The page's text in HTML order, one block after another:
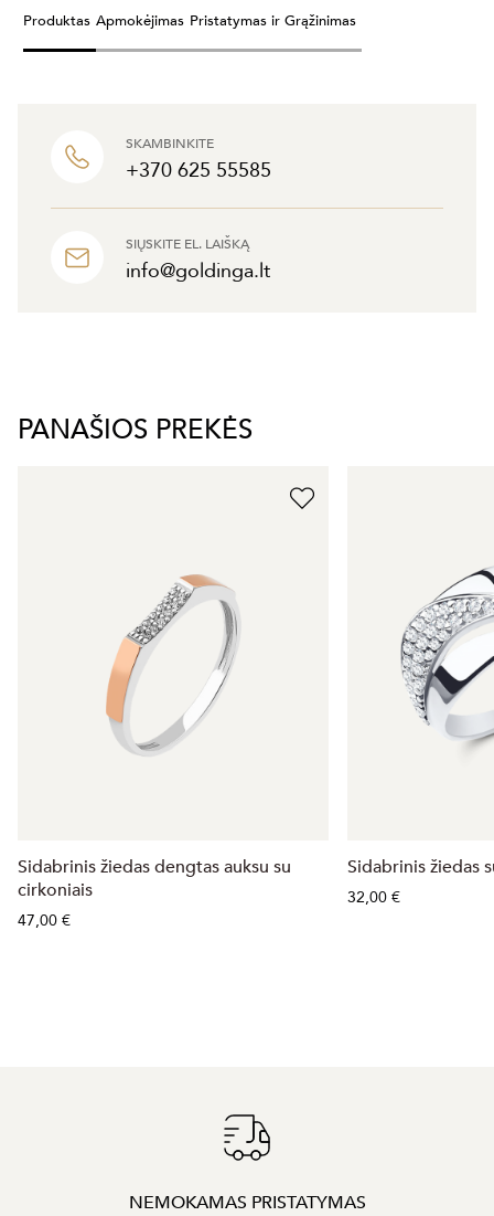
SKAMBINKITE
+370 625 55585
SIŲSKITE EL. LAIŠKĄ
info@goldinga.lt
Produktas Apmokėjimas Pristatymas ir Grąžinimas
PANAŠIOS PREKĖS
Sidabrinis žiedas dengtas auksu su
cirkoniais
47,00 €
Sidabrinis žiedas
32,00 €
NEMOKAMAS PRISTATYMAS